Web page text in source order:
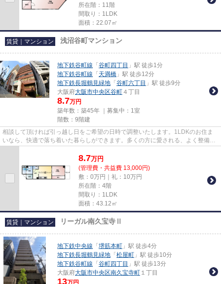
所在階：11階
間取り：1LDK
面積：22.07㎡
賃貸｜マンション 浅沼谷町マンション
地下鉄谷町線 「 谷町四丁目 」駅 徒歩1分
地下鉄谷町線 「 天満橋 」駅 徒歩12分
地下鉄長堀鶴見緑地 「 谷町六丁目 」駅 徒歩9分
大阪府大阪市中央区谷町 ４丁目
8.7万円
築年数：築45年 ｜募集中： 1室
階数：9階建
相談して頂ければ引っ越し日をご希望の日時で調整いたします。1LDKのお住ま
いなら、快適で落ち着いた暮らしができます。多くの方に愛される、よく整備さ
8.7万円
(管理費・共益費 13,000円)
敷：0万円｜礼：10万円
所在階：4階
間取り：1LDK
面積：43.12㎡
賃貸｜マンション リーガル南久宝寺Ⅱ
地下鉄中央線 「 堺筋本町 」駅 徒歩4分
地下鉄長堀鶴見緑地 「 松屋町 」駅 徒歩10分
地下鉄谷町線 「 谷町四丁目 」駅 徒歩13分
大阪府大阪市中央区南久宝寺町 １丁目
13万円